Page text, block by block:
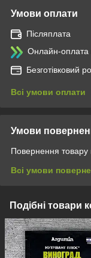
Умови оплати
Післяплата
Онлайн-оплата
Безготівковий
Всі умови оплати
Умови
Повернення товару
Всі умови
Подібні товари